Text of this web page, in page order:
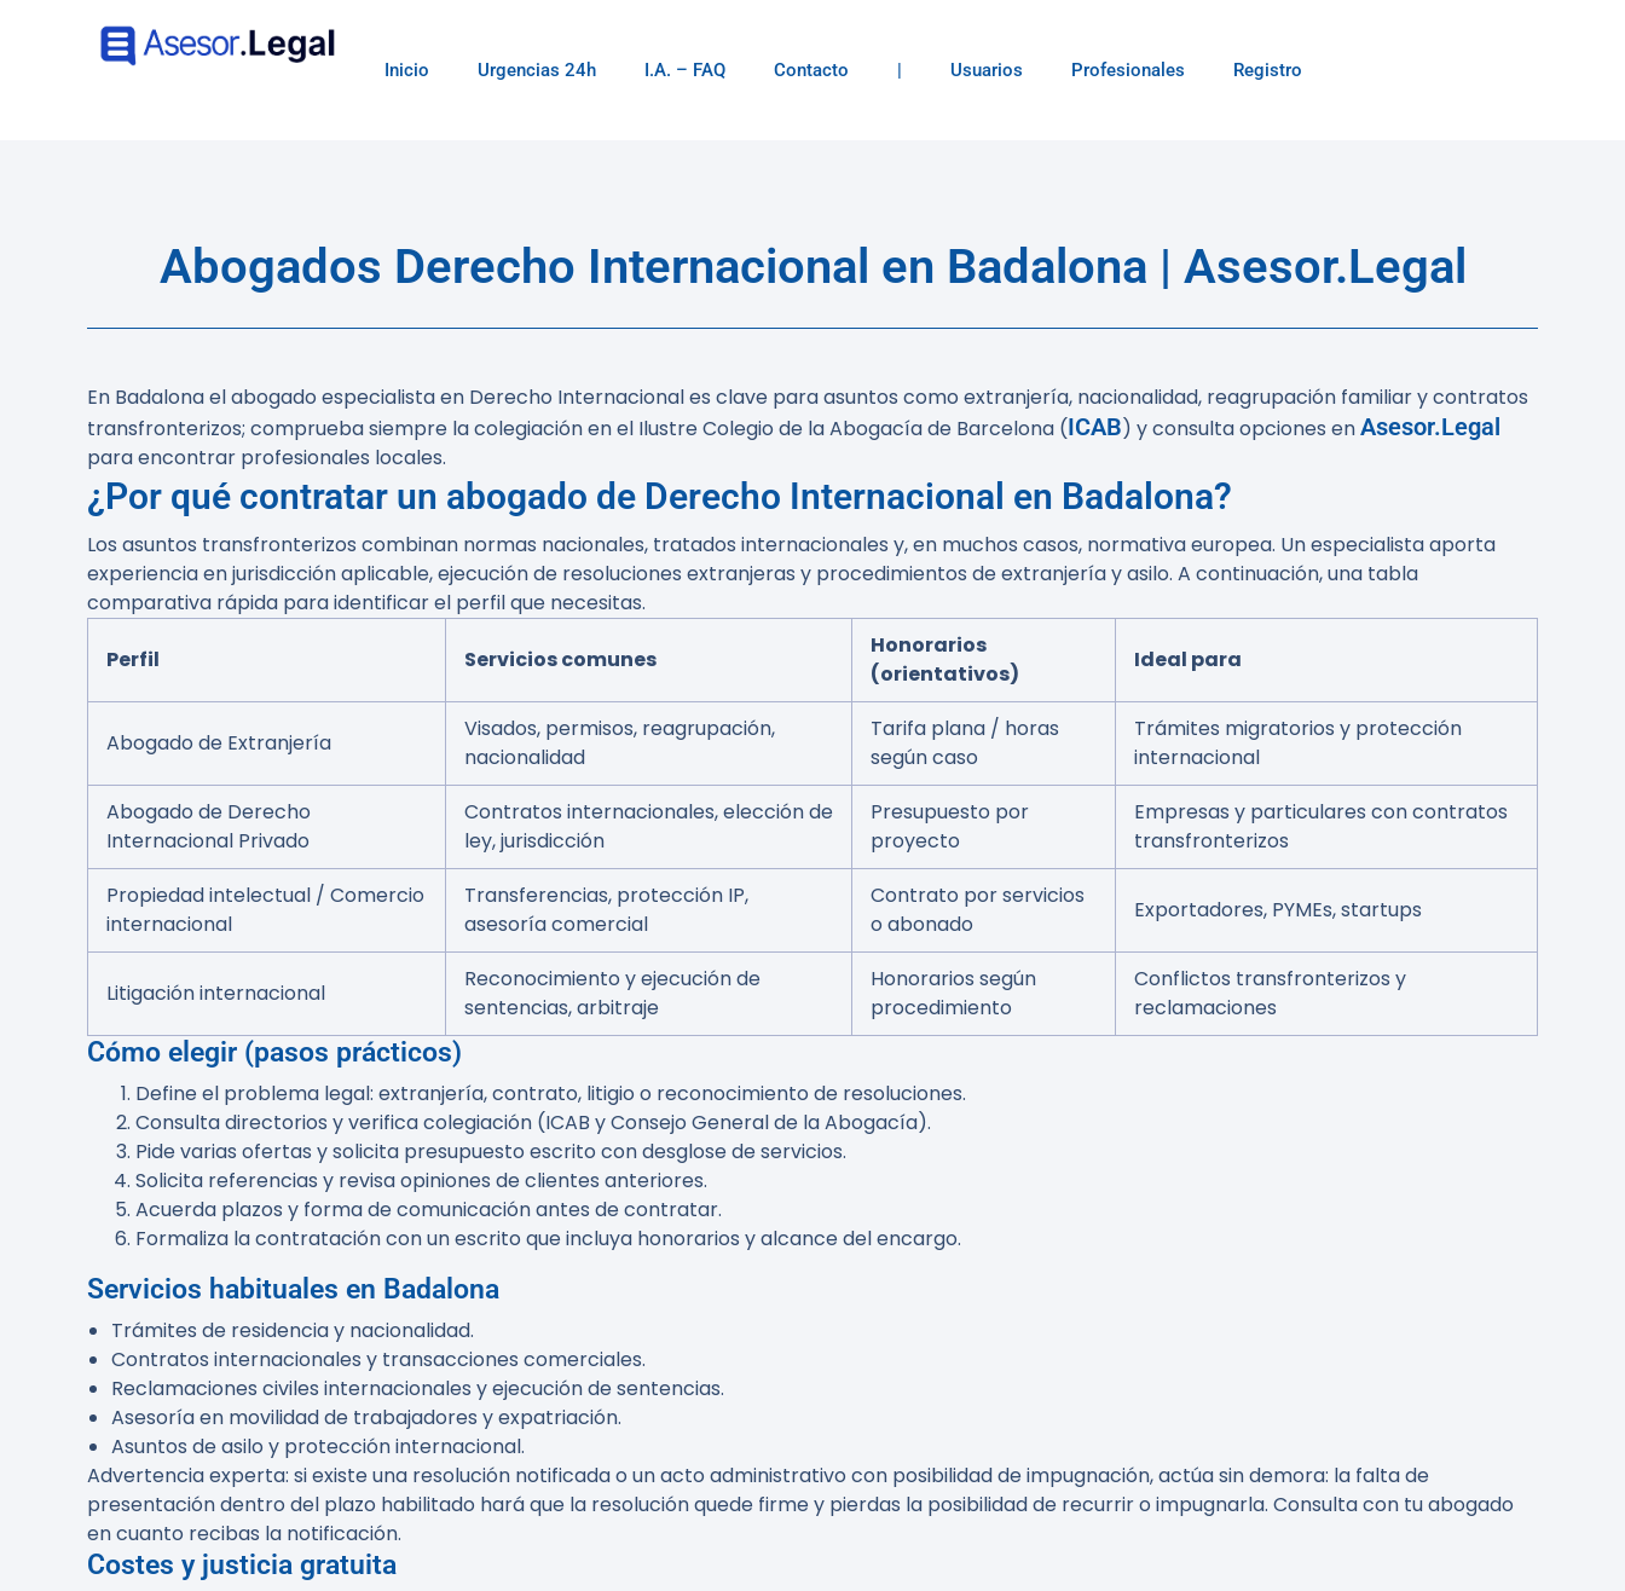
Inicio Urgencias 24h I.A. – FAQ Contacto | Usuarios Profesionales Registro
Abogados Derecho Internacional en Badalona | Asesor.Legal
En Badalona el abogado especialista en Derecho Internacional es clave para asuntos como extranjería, nacionalidad, reagrupación familiar y contratos
transfronterizos; comprueba siempre la colegiación en el Ilustre Colegio de la Abogacía de Barcelona (ICAB) y consulta opciones enAsesor.Legal
para encontrar profesionales locales.
¿Por qué contratar un abogado de Derecho Internacional en Badalona?
Los asuntos transfronterizos combinan normas nacionales, tratados internacionales y, en muchos casos, normativa europea. Un especialista aporta
experiencia en jurisdicción aplicable, ejecución de resoluciones extranjeras y procedimientos de extranjería y asilo. A continuación, una tabla
comparativa rápida para identificar el perfil que necesitas.
Perfil Servicios comunes
Honorarios
(orientativos)
Ideal para
Abogado de Extranjería
Visados, permisos, reagrupación,
nacionalidad
Tarifa plana / horas
según caso
Trámites migratorios y protección
internacional
Abogado de Derecho
Internacional Privado
Contratos internacionales, elección de
ley, jurisdicción
Presupuesto por
proyecto
Empresas y particulares con contratos
transfronterizos
Propiedad intelectual / Comercio
internacional
Transferencias, protección IP,
asesoría comercial
Contrato por servicios
o abonado
Exportadores, PYMEs, startups
Litigación internacional
Reconocimiento y ejecución de
sentencias, arbitraje
Honorarios según
procedimiento
Conflictos transfronterizos y
reclamaciones
Cómo elegir (pasos prácticos)
Define el problema legal: extranjería, contrato, litigio o reconocimiento de resoluciones.
Consulta directorios y verifica colegiación (ICAB y Consejo General de la Abogacía).
Pide varias ofertas y solicita presupuesto escrito con desglose de servicios.
Solicita referencias y revisa opiniones de clientes anteriores.
Acuerda plazos y forma de comunicación antes de contratar.
Formaliza la contratación con un escrito que incluya honorarios y alcance del encargo.
Servicios habituales en Badalona
Trámites de residencia y nacionalidad.
Contratos internacionales y transacciones comerciales.
Reclamaciones civiles internacionales y ejecución de sentencias.
Asesoría en movilidad de trabajadores y expatriación.
Asuntos de asilo y protección internacional.
Advertencia experta: si existe una resolución notificada o un acto administrativo con posibilidad de impugnación, actúa sin demora: la falta de
presentación dentro del plazo habilitado hará que la resolución quede firme y pierdas la posibilidad de recurrir o impugnarla. Consulta con tu abogado
en cuanto recibas la notificación.
Costes y justicia gratuita